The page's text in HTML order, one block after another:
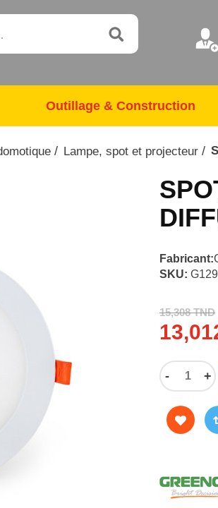
Outillage & Construction
/ Lampe, spot et projecteur /
Fabricant:
SKU:
15,308 TND
- +